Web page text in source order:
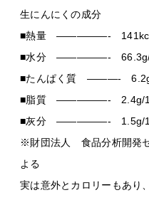
生にんにくの成分
■熱量 —————-
■水分 —————- 66.3g/
■たんぱく質 ———-
■脂質 —————- 2.4g/
■灰分 —————- 1.5g/
※財団法人 食品分析開発
よる
実は意外とカロリーもあり